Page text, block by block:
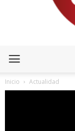
Inicio Actualidad